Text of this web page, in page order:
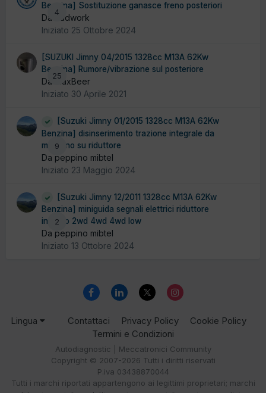
4
Benzina] Sostituzione ganasce freno posteriori
Da badwork
Iniziato 25 Ottobre 2024
25
[SUZUKI Jimny 04/2015 1328cc M13A 62Kw
Benzina] Rumore/vibrazione sul posteriore
Da MaxBeer
Iniziato 30 Aprile 2021
9
[Suzuki Jimny 01/2015 1328cc M13A 62Kw
Benzina] disinserimento trazione integrale da
motorino su riduttore
Da peppino mibtel
Iniziato 23 Maggio 2024
2
[Suzuki Jimny 12/2011 1328cc M13A 62Kw
Benzina] miniguida segnali elettrici riduttore
innesto 2wd 4wd 4wd low
Da peppino mibtel
Iniziato 13 Ottobre 2024
Lingua Contattaci Privacy Policy
Cookie Policy
Termini e Condizioni
Autodiagnostic | Meccatronici Community
Copyright © 2007-2026 Tutti i diritti riservati
P.iva 03438870044
Tutti i marchi riportati appartengono ai legittimi proprietari; marchi